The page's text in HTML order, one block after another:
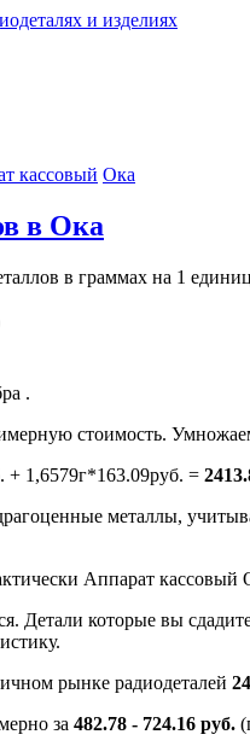
и изделиях
кассовый Ока
в Ока
в граммах на 1
.
стоимость.
+ 1,6579г*163.09руб. =
металлы,
Аппарат кассовый
Детали которые вы
рынке радиодеталей
за 482.78 - 724.16 руб.